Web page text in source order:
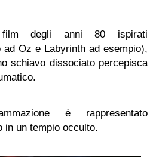
degli anni 80 ispirati
ad Oz e Labyrinth ad esempio),
schiavo dissociato percepisca
è rappresentato
in un tempio occulto.